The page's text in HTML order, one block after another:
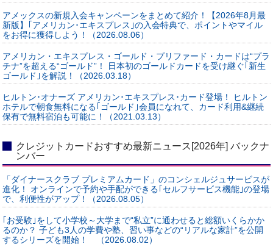
アメックスの新規入会キャンペーンをまとめて紹介！【2026年8月最
新版】｢アメリカン･エキスプレス｣の入会特典で、ポイントやマイル
をお得に獲得しよう！（2026.08.06）
アメリカン・エキスプレス・ゴールド・プリファード・カードは“プラ
チナ”を超える“ゴールド”！ 日本初のゴールドカードを受け継ぐ｢新生
ゴールド｣を解説！（2026.03.18）
ヒルトン･オナーズ アメリカン･エキスプレス･カード登場！ ヒルトン
ホテルで朝食無料になる｢ゴールド｣会員になれて、カード利用&継続
保有で無料宿泊も可能に！（2021.03.13）
クレジットカードおすすめ最新ニュース[2026年] バックナ
ンバー
「ダイナースクラブ プレミアムカード」のコンシェルジュサービスが
進化！ オンラインで予約や手配ができる｢セルフサービス機能｣の登場
で、利便性がアップ！（2026.08.05）
｢お受験｣をして小学校～大学まで“私立”に通わせると総額いくらかか
るのか？ 子ども3人の学費や塾、習い事などの“リアルな家計”を公開
するシリーズを開始！ （2026.08.02）